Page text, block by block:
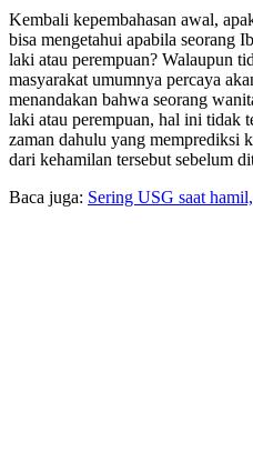
Kembali kepembahasan awal,
bisa mengetahui apabila seorang
laki atau perempuan? Walaupun
masyarakat umumnya percaya
menandakan bahwa seorang
laki atau perempuan, hal ini tidak
zaman dahulu yang memprediksi
dari kehamilan tersebut sebelum
Baca juga: Sering USG saat